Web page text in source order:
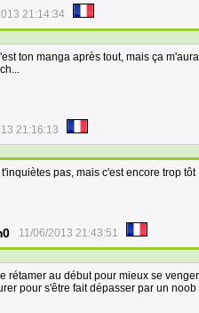
21:14:34
ton manga après tout, mais ça
21:16:13
pas, mais c'est encore trop tôt
11/06/2013 21:43:51
rétamer au début pour mieux se
pour s'être fait dépasser par un noob